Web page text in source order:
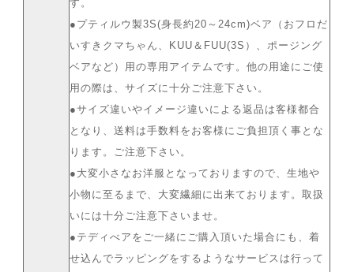
す。
●プティルウ製3S(身長約20～24cm)ベア（おフロだ
いすきクマちゃん、KUU＆FUU(3S）、ポージング
ベアなど）用の専用アイテムです。他の用途にご使
用の際は、サイズに十分ご注意下さい。
●サイズ違いやイメージ違いによる返品は客様都合
となり、送料は手数料をお客様にご負担頂く事とな
ります。ご注意下さい。
●大変小さなお洋服となっておりますので、生地や
小物に至るまで、大変繊細に出来ております。取扱
いには十分ご注意下さいませ。
●テディべアをご一緒にご購入頂いた場合にも、着
せ込んでラッピングをするようなサービスは行って